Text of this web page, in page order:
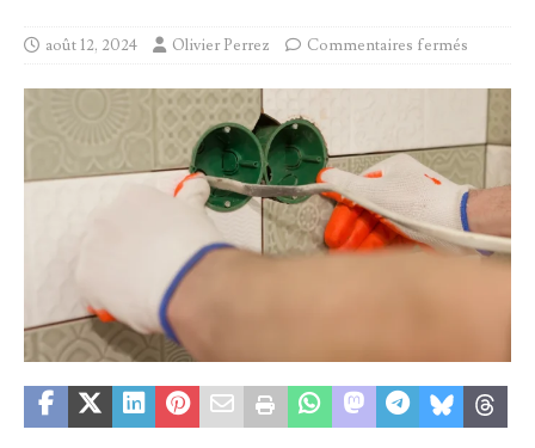
août 12, 2024 Olivier Perrez Commentaires fermés